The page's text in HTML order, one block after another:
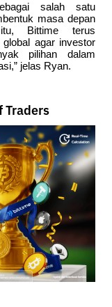
salah satu
masa depan
Bittime terus
agar investor
pilihan dalam
jelas Ryan.
Traders